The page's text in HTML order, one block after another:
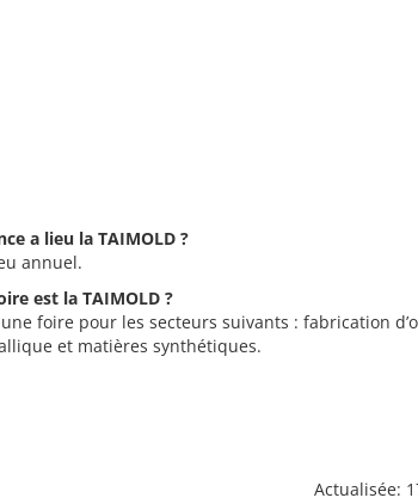
a lieu la TAIMOLD ?
annuel.
est la TAIMOLD ?
une foire pour les secteurs suivants : fabrication
et matières synthétiques.
Actualisée: